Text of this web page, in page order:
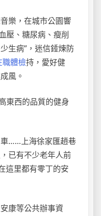
樂，在城市公園響
壓、糖尿病、瘦削
生病”，迷信錘煉防
職體檢持，愛好健
風。
東西的品質的健身
……上海徐家匯趙巷
已有不少老年人前
這里都有零丁的安
康等公共辦事資